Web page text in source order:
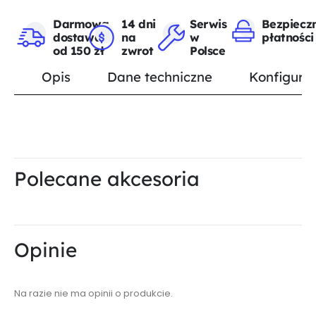
Darmowa
dostawa
od 150 zł
14 dni
na
zwrot
Serwis
w
Polsce
płatności
Opis Dane techniczne
Polecane akcesoria
Opinie
Na razie nie ma opinii o produkcie.